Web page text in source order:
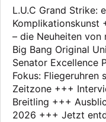
L.U.C Grand Strike:
Komplikationskunst
– die Neuheiten von
Big Bang Original
Senator Excellence
Fokus: Fliegeruhren
Zeitzone +++
Breitling +++
2026 +++ Jetzt